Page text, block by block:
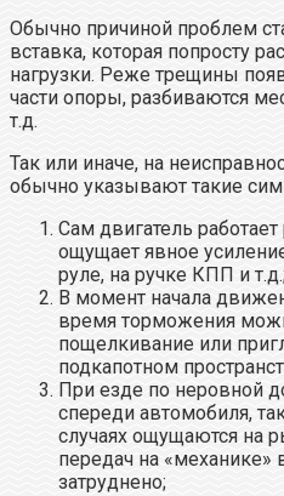
Обычно причиной проблем
вставка, которая попросту
нагрузки. Реже трещины
части опоры, разбиваются
т.д.
Так или иначе, на
обычно указывают такие
Сам двигатель
ощущает явное
руле, на ручке КПП и
В момент начала
время торможения
пощелкивание или
подкапотном
При езде по неровной
спереди автомобиля,
случаях ощущаются на
передач на
затруднено;